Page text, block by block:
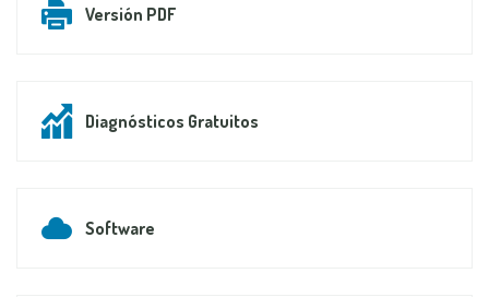
Versión PDF
Diagnósticos Gratuitos
Software